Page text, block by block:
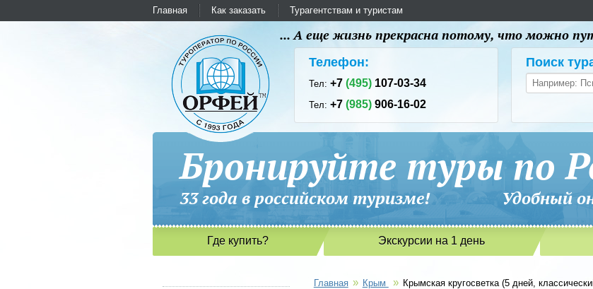
Главная Как заказать Турагентствам и туристам
... А еще жизнь прекрасна потому, что можно
Телефон:
Тел:+7(495) 107-03-34
Тел:+7(985) 906-16-02
Поиск
Бронируйте туры по
33 года в российском туризме! Удобный
Где купить? Экскурсии на 1 день
Главная » Крым » Крымская кругосветка (5 дней,